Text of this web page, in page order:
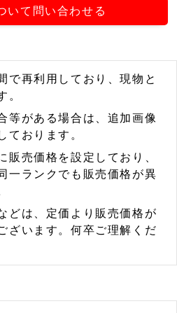
いて問い合わせる
で再利用しており、現物と
。
等がある場合は、追加画像
ております。
販売価格を設定しており、
一ランクでも販売価格が異
どは、定価より販売価格が
ざいます。何卒ご理解くだ